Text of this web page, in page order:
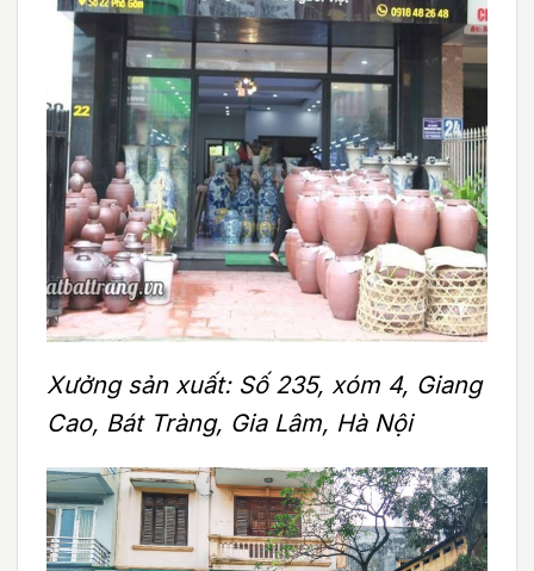
Xưởng sản xuất: Số 235, xóm 4, Giang
Cao, Bát Tràng, Gia Lâm, Hà Nội